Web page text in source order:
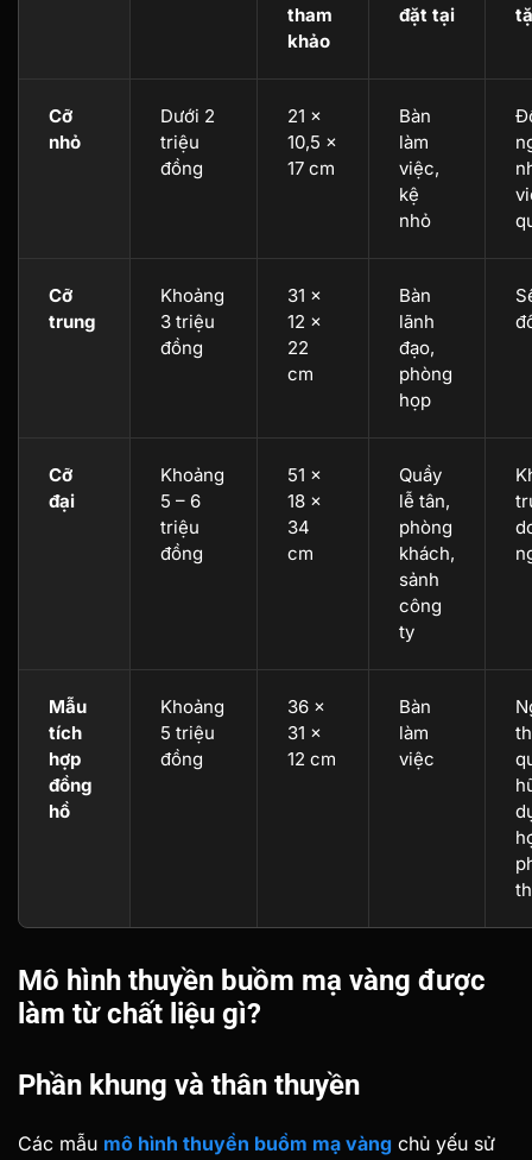
tham
khảo
đặt tại
Cỡ
nhỏ
Dưới 2
triệu
đồng
21 ×
10,5 ×
17 cm
Bàn
làm
việc,
kệ
nhỏ
Cỡ
trung
Khoảng
3 triệu
đồng
31 ×
12 ×
22
cm
Bàn
lãnh
đạo,
phòng
họp
Cỡ
đại
Khoảng
5 – 6
triệu
đồng
51 ×
18 ×
34
cm
Quầy
lễ tân,
phòng
khách,
sảnh
công
ty
Mẫu
tích
hợp
đồng
hồ
Khoảng
5 triệu
đồng
36 ×
31 ×
12 cm
Bàn
làm
việc
Mô hình thuyền buồm mạ vàng được
làm từ chất liệu gì?
Phần khung và thân thuyền
Các mẫu mô hình thuyền buồm mạ vàng chủ yếu sử